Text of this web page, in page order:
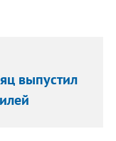
выпустил